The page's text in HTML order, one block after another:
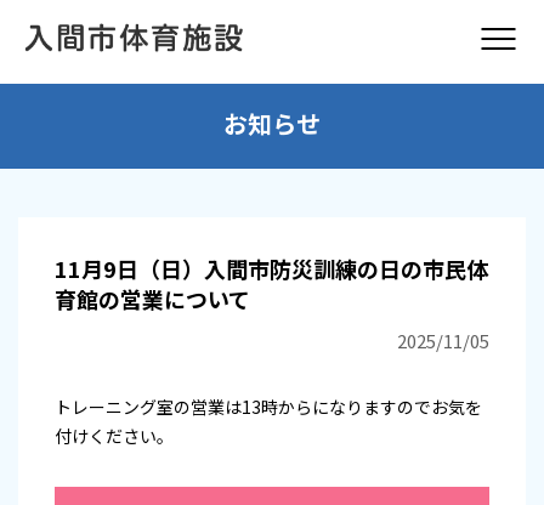
お知らせ
11月9日（日）入間市防災訓練の日の市民体
育館の営業について
2025/11/05
トレーニング室の営業は13時からになりますのでお気を
付けください。